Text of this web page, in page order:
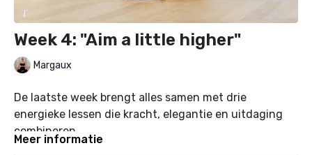
Week 4: "Aim a little higher"
Margaux
De laatste week brengt alles samen met drie
energieke lessen die kracht, elegantie en uitdaging
combineren.
Je tilt je techniek, controle en uithoudingsvermogen
Meer informatie